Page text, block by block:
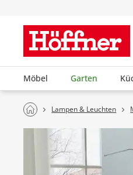
Möbel Garten
Lampen & Leuchten